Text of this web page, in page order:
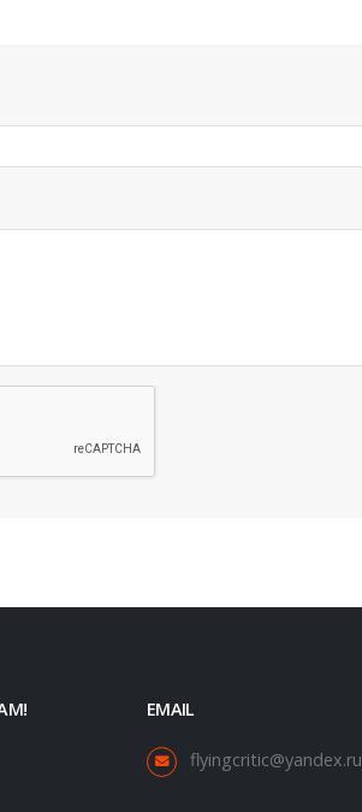
EMAIL
flyingcritic@yandex.ru